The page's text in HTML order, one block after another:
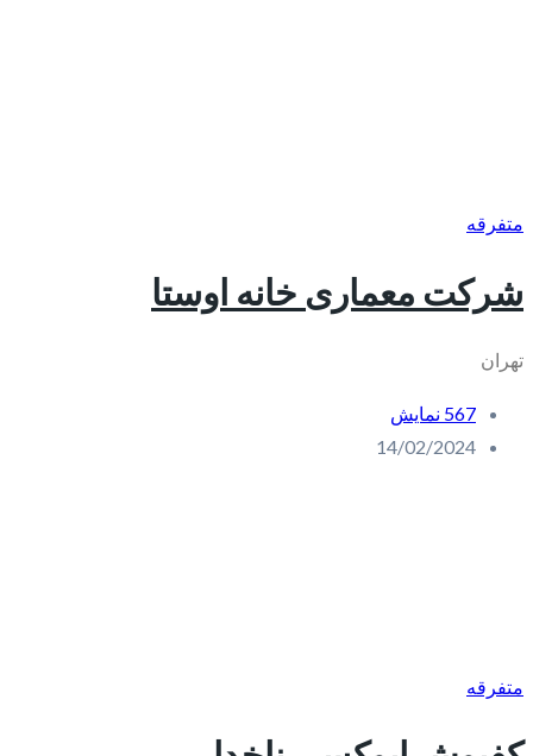
متفرقه
شرکت معماری خانه اوستا
تهران
567 نمایش
14/02/2024
متفرقه